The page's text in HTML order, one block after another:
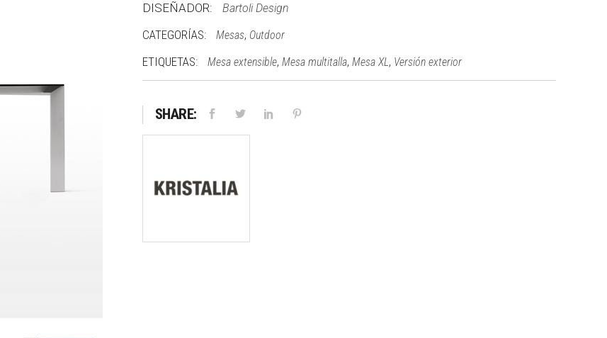
DISEÑADOR: Bartoli Design
CATEGORÍAS: Mesas, Outdoor
ETIQUETAS: Mesa extensible, Mesa multitalla, Mesa XL, Versión exterior
SHARE: